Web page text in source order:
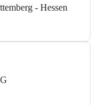
- Hessen